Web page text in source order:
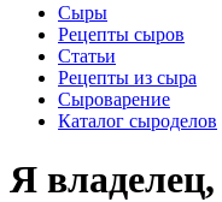
Сыры
Рецепты сыров
Статьи
Рецепты из сыра
Сыроварение
Каталог сыроделов
Я